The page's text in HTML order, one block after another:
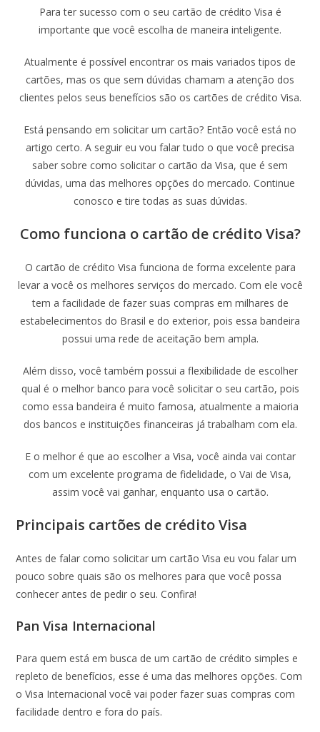
Para ter sucesso com o seu cartão de crédito Visa é
importante que você escolha de maneira inteligente.
Atualmente é possível encontrar os mais variados tipos de
cartões, mas os que sem dúvidas chamam a atenção dos
clientes pelos seus benefícios são os cartões de crédito Visa.
Está pensando em solicitar um cartão? Então você está no
artigo certo. A seguir eu vou falar tudo o que você precisa
saber sobre como solicitar o cartão da Visa, que é sem
dúvidas, uma das melhores opções do mercado. Continue
conosco e tire todas as suas dúvidas.
Como funciona o cartão de crédito Visa?
O cartão de crédito Visa funciona de forma excelente para
levar a você os melhores serviços do mercado. Com ele você
tem a facilidade de fazer suas compras em milhares de
estabelecimentos do Brasil e do exterior, pois essa bandeira
possui uma rede de aceitação bem ampla.
Além disso, você também possui a flexibilidade de escolher
qual é o melhor banco para você solicitar o seu cartão, pois
como essa bandeira é muito famosa, atualmente a maioria
dos bancos e instituições financeiras já trabalham com ela.
E o melhor é que ao escolher a Visa, você ainda vai contar
com um excelente programa de fidelidade, o Vai de Visa,
assim você vai ganhar, enquanto usa o cartão.
Principais cartões de crédito Visa
Antes de falar como solicitar um cartão Visa eu vou falar um
pouco sobre quais são os melhores para que você possa
conhecer antes de pedir o seu. Confira!
Pan Visa Internacional
Para quem está em busca de um cartão de crédito simples e
repleto de benefícios, esse é uma das melhores opções. Com
o Visa Internacional você vai poder fazer suas compras com
facilidade dentro e fora do país.